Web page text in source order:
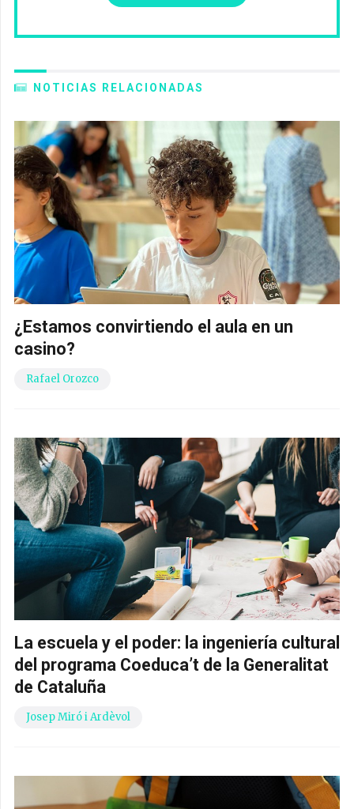
NOTICIAS RELACIONADAS
¿Estamos convirtiendo el aula en un
casino?
Rafael Orozco
La escuela y el poder: la ingeniería cultural
del programa Coeduca’t de la Generalitat
de Cataluña
Josep Miró i Ardèvol